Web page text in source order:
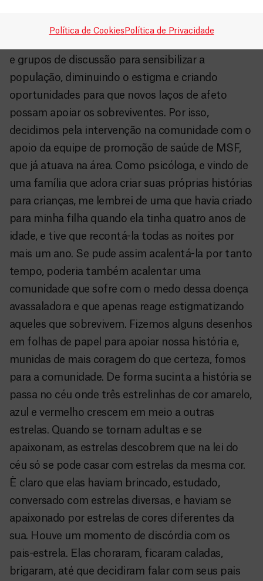
Política de Cookies Política de Privacidade
com sessões de aconselhamento. Em MSF, já
e grupos de discussão para sensibilizar a
população, diminuindo o estigma e criando
oportunidades para que novos laços de afeto
possam apoiar os sobreviventes. Por isso,
decidimos pela intervenção na comunidade com o
apoio da equipe de promoção de saúde de MSF,
que já atuava na área. Como psicóloga, e vindo de
uma família que adora criar suas próprias histórias
para crianças, me lembrei de uma que havia criado
para minha filha quando ela tinha quatro anos de
idade, e tive que recontá-la todas as noites por
mais um ano. Se pude assim acalentá-la por tanto
tempo, poderia também acalentar uma
comunidade que sofre com o medo dessa doença
avassaladora e que apenas reage estigmatizando
aqueles que sobrevivem. Fizemos alguns desenhos
em folhas de papel para apoiar nossa história e,
munidas de mais coragem do que certeza, fomos
para a comunidade. De forma sucinta a história se
passa no céu onde três estrelinhas de cor amarelo,
azul e vermelho crescem em meio a outras
estrelas. Quando se tornam adultas e se
apaixonam, as estrelas descobrem que na lei do
céu só se pode casar com estrelas da mesma cor.
È claro que elas haviam brincado, estudado,
conversado com estrelas diversas, e haviam se
apaixonado por estrelas de cores diferentes da
sua. Houve um momento de discórdia com os
pais-estrela. Elas choraram, ficaram caladas,
brigaram, até que decidiram falar com seus pais